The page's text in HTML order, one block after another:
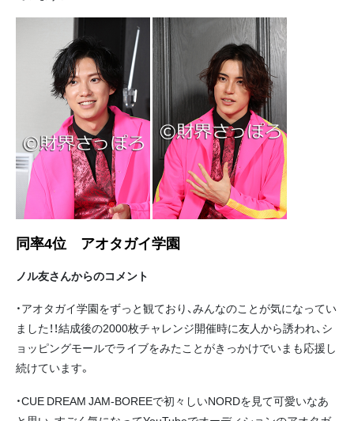
同率4位 アオタガイ学園
ノル友さんからのコメント
・アオタガイ学園をずっと観ており、みんなのことが気になってい
ました！！結成後の2000枚チャレンジ開催時に友人から誘われ、シ
ョッピングモールでライブをみたことがきっかけでいまも応援し
続けています。
・CUE DREAM JAM-BOREEで初々しいNORDを見て可愛いなあ